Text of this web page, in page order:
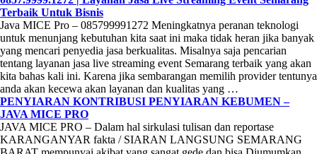
Terbaik Untuk Bisnis
Java MICE Pro – 085799991272 Meningkatnya peranan teknologi
untuk menunjang kebutuhan kita saat ini maka tidak heran jika banyak
yang mencari penyedia jasa berkualitas. Misalnya saja pencarian
tentang layanan jasa live streaming event Semarang terbaik yang akan
kita bahas kali ini. Karena jika sembarangan memilih provider tentunya
anda akan kecewa akan layanan dan kualitas yang …
PENYIARAN KONTRIBUSI PENYIARAN KEBUMEN –
JAVA MICE PRO
JAVA MICE PRO – Dalam hal sirkulasi tulisan dan reportase
KARANGANYAR fakta / SIARAN LANGSUNG SEMARANG